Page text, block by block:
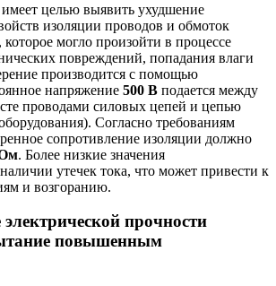
целью выявить ухудшение
изоляции проводов и обмоток
которое могло произойти в процессе
повреждений, попадания влаги
производится с помощью
напряжение 500 В подается между
проводами силовых цепей и цепью
Согласно требованиям
сопротивление изоляции должно
. Более низкие значения
утечек тока, что может привести к
и возгоранию.
прочности
повышенным